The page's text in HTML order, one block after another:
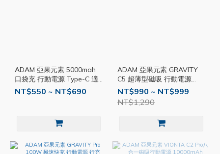
ADAM 亞果元素 5000mah
口袋充 行動電源 Type-C 適
用蘋果接口 隨充 行充 支架
NT$550 ~ NT$690
ADAM 亞果元素 GRAVITY
C5 超薄型磁吸 行動電源
5000mah MagSafe磁吸 行
充 快充 AD51
NT$990 ~ NT$999
NT$1,290